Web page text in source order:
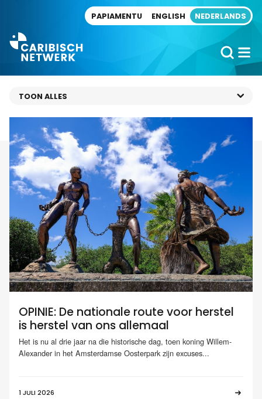
PAPIAMENTU ENGLISH NEDERLANDS
OPINIE: De nationale route voor herstel
is herstel van ons allemaal
Het is nu al drie jaar na die historische dag, toen koning Willem-
Alexander in het Amsterdamse Oosterpark zijn excuses...
1 JULI 2026